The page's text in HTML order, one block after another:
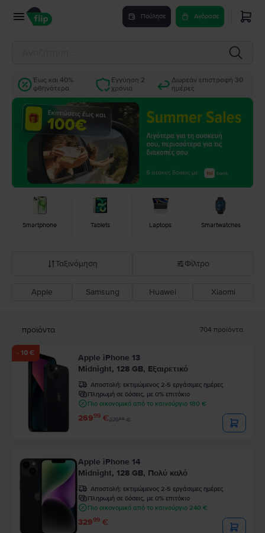
Πούλησε Αγόρασε
Έως και 40%
φθηνότερα
Εγγύηση 2
χρόνια
Δωρεάν επιστροφή 30
ημέρες
Smartphone Tablets Laptops Smartwatches
Ταξινόμηση
Σύσταση Flip
Φίλτρο
Apple Samsung Huawei Xiaomi
προϊόντα 704 προϊόντα
- 10 €
Apple iPhone 13
Midnight, 128 GB, Εξαιρετικό
Αποστολή: εκτιμώμενος 2-5 εργάσιμες ημέρες
Πληρωμή σε δόσεις, με 0% επιτόκιο
Πιο οικονομικό από το καινούργιο 180 €
26999 €27999€
Apple iPhone 14
Midnight, 128 GB, Πολύ καλό
Αποστολή: εκτιμώμενος 2-5 εργάσιμες ημέρες
Πληρωμή σε δόσεις, με 0% επιτόκιο
Πιο οικονομικό από το καινούργιο 240 €
32999 €